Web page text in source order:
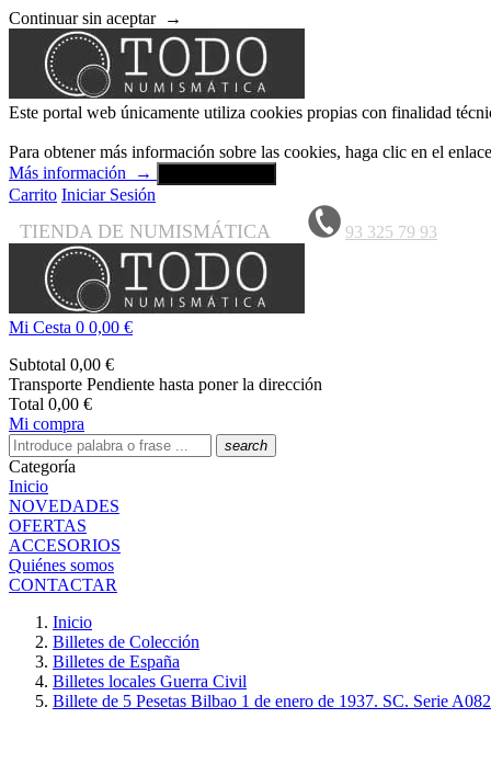
Continuar sin aceptar →
Este portal web únicamente utiliza cookies propias con finalidad
Para obtener más información sobre las cookies, haga clic en el
Más información
→
Carrito Iniciar Sesión
TIENDA DE NUMISMÁTICA 93 325 79 93
Mi Cesta 0 0,00 €
Subtotal 0,00 €
Transporte Pendiente hasta poner la dirección
Total 0,00 €
Mi compra
search
Categoría
Inicio
NOVEDADES
OFERTAS
ACCESORIOS
Quiénes somos
CONTACTAR
Inicio
Billetes de Colección
Billetes de España
Billetes locales Guerra Civil
Billete de 5 Pesetas Bilbao 1 de enero de 1937. SC. Serie